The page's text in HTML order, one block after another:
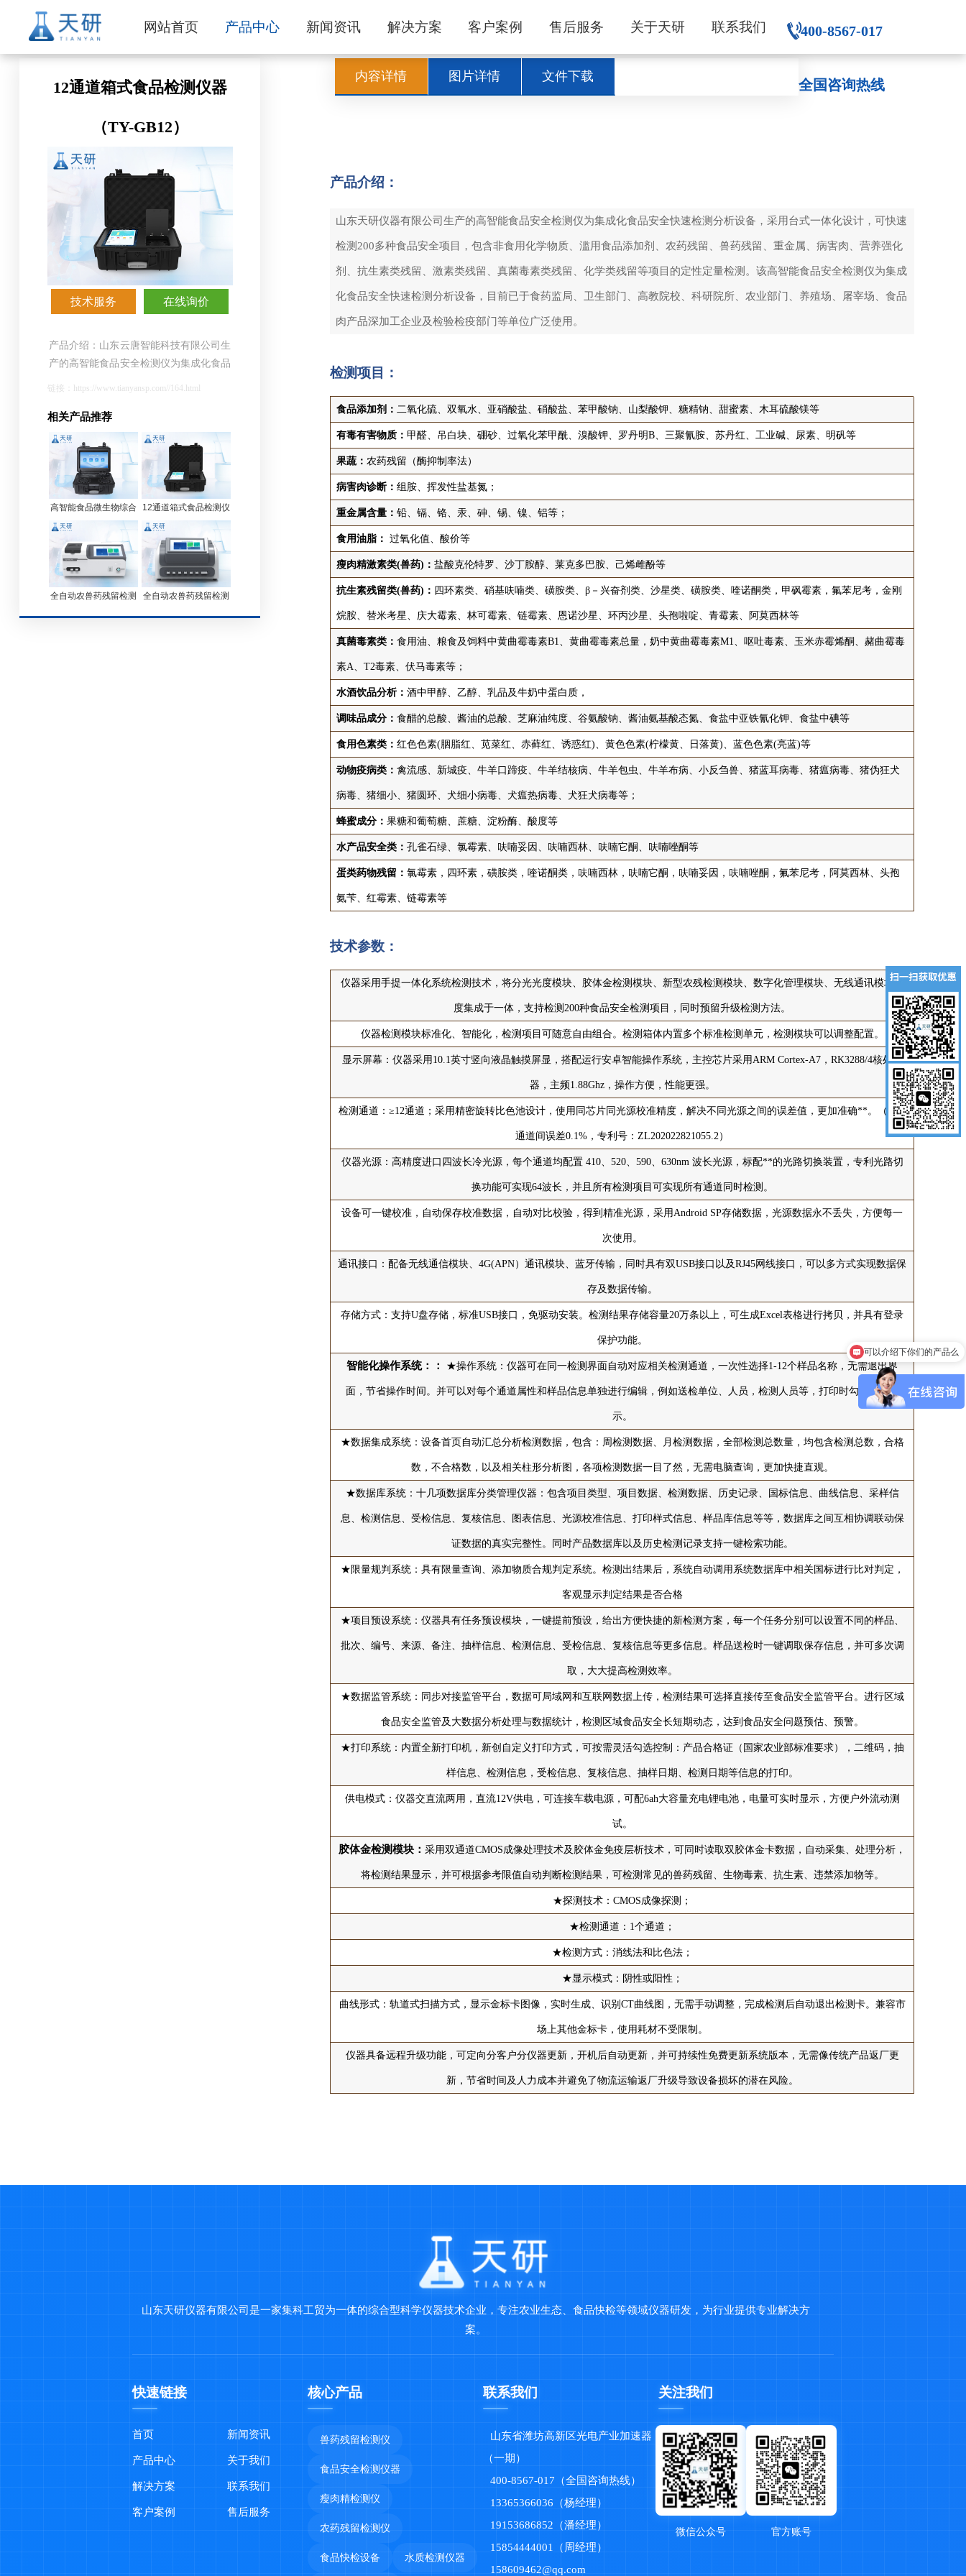
网站首页 产品中心 新闻资讯 解决方案 客户案例 售后服务 关于天研 联系我们 400-8567-017
全国咨询热线
12通道箱式食品检测仪器
（TY-GB12）
技术服务 在线询价
产品介绍：山东云唐智能科技有限公司生
产的高智能食品安全检测仪为集成化食品
目，包含非食用化学物质、滥用食品添加
剂、农药残留、兽药残留、重金属、病害
肉、营养强化剂、抗生素类残留、激素类
残留、真菌毒素类残留、化学类残留等项
目的定性定量检测
链接：https://www.tianyansp.com//164.html
相关产品推荐
高智能食品微生物综合
12通道箱式食品检测仪
器（TY-GB12）
全自动农兽药残留检测
全自动农兽药残留检测
内容详情 图片详情 文件下载
产品介绍：
山东天研仪器有限公司生产的高智能食品安全检测仪为集成化食品安全快速检测分析设备，采用台式一体化设计，可快速
检测200多种食品安全项目，包含非食用化学物质、滥用食品添加剂、农药残留、兽药残留、重金属、病害肉、营养强化
剂、抗生素类残留、激素类残留、真菌毒素类残留、化学类残留等项目的定性定量检测。该高智能食品安全检测仪为集成
化食品安全快速检测分析设备，目前已于食药监局、卫生部门、高教院校、科研院所、农业部门、养殖场、屠宰场、食品
肉产品深加工企业及检验检疫部门等单位广泛使用。
检测项目：
食品添加剂： 二氧化硫、双氧水、亚硝酸盐、硝酸盐、苯甲酸钠、山梨酸钾、糖精钠、甜蜜素、木耳硫酸镁等
有毒有害物质： 甲醛、吊白块、硼砂、过氧化苯甲酰、溴酸钾、罗丹明B、三聚氰胺、苏丹红、工业碱、尿素、明矾等
果蔬： 农药残留（酶抑制率法）
病害肉诊断：组胺、挥发性盐基氮；
重金属含量：铅、镉、铬、汞、砷、锡、镍、铝等；
食用油脂： 过氧化值、酸价等
瘦肉精激素类(兽药)：盐酸克伦特罗、沙丁胺醇、莱克多巴胺、己烯雌酚等
抗生素残留类(兽药)： 四环素类、硝基呋喃类、磺胺类、β－兴奋剂类、沙星类、磺胺类、喹诺酮类，甲砜霉素，氟苯尼考，金刚
烷胺、替米考星、庆大霉素、林可霉素、链霉素、恩诺沙星、环丙沙星、头孢啦啶、青霉素、阿莫西林等
真菌毒素类：食用油、粮食及饲料中黄曲霉毒素B1、黄曲霉毒素总量，奶中黄曲霉毒素M1、呕吐毒素、玉米赤霉烯酮、赭曲霉毒
素A、T2毒素、伏马毒素等；
水酒饮品分析：酒中甲醇、乙醇、乳品及牛奶中蛋白质，
调味品成分：食醋的总酸、酱油的总酸、芝麻油纯度、谷氨酸钠、酱油氨基酸态氮、食盐中亚铁氰化钾、食盐中碘等
食用色素类：红色色素(胭脂红、苋菜红、赤藓红、诱惑红)、黄色色素(柠檬黄、日落黄)、蓝色色素(亮蓝)等
动物疫病类：禽流感、新城疫、牛羊口蹄疫、牛羊结核病、牛羊包虫、牛羊布病、小反刍兽、猪蓝耳病毒、猪瘟病毒、猪伪狂犬
病毒、猪细小、猪圆环、犬细小病毒、犬瘟热病毒、犬狂犬病毒等；
蜂蜜成分：果糖和葡萄糖、蔗糖、淀粉酶、酸度等
水产品安全类：孔雀石绿、氯霉素、呋喃妥因、呋喃西林、呋喃它酮、呋喃唑酮等
蛋类药物残留：氯霉素，四环素，磺胺类，喹诺酮类，呋喃西林，呋喃它酮，呋喃妥因，呋喃唑酮，氟苯尼考，阿莫西林、头孢
氨苄、红霉素、链霉素等
技术参数：
仪器采用手提一体化系统检测技术，将分光光度模块、胶体金检测模块、新型农残检测模块、数字化管理模块、无线通讯模块高
度集成于一体，支持检测200种食品安全检测项目，同时预留升级检测方法。
仪器检测模块标准化、智能化，检测项目可随意自由组合。检测箱体内置多个标准检测单元，检测模块可以调整配置。
显示屏幕：仪器采用10.1英寸竖向液晶触摸屏显，搭配运行安卓智能操作系统，主控芯片采用ARM Cortex-A7，RK3288/4核处理
器，主频1.88Ghz，操作方便，性能更强。
检测通道：≥12通道；采用精密旋转比色池设计，使用同芯片同光源校准精度，解决不同光源之间的误差值，更加准确**。（1-12
通道间误差0.1%，专利号：ZL202022821055.2）
仪器光源：高精度进口四波长冷光源，每个通道均配置 410、520、590、630nm 波长光源，标配**的光路切换装置，专利光路切
换功能可实现64波长，并且所有检测项目可实现所有通道同时检测。
设备可一键校准，自动保存校准数据，自动对比校验，得到精准光源，采用Android SP存储数据，光源数据永不丢失，方便每一
次使用。
通讯接口：配备无线通信模块、4G(APN）通讯模块、蓝牙传输，同时具有双USB接口以及RJ45网线接口，可以多方式实现数据保
存及数据传输。
存储方式：支持U盘存储，标准USB接口，免驱动安装。检测结果存储容量20万条以上，可生成Excel表格进行拷贝，并具有登录
保护功能。
智能化操作系统：： ★操作系统：仪器可在同一检测界面自动对应相关检测通道，一次性选择1-12个样品名称，无需退出界
面，节省操作时间。并可以对每个通道属性和样品信息单独进行编辑，例如送检单位、人员，检测人员等，打印时勾选打印显
示。
★数据集成系统：设备首页自动汇总分析检测数据，包含：周检测数据、月检测数据，全部检测总数量，均包含检测总数，合格
数，不合格数，以及相关柱形分析图，各项检测数据一目了然，无需电脑查询，更加快捷直观。
★数据库系统：十几项数据库分类管理仪器：包含项目类型、项目数据、检测数据、历史记录、国标信息、曲线信息、采样信
息、检测信息、受检信息、复核信息、图表信息、光源校准信息、打印样式信息、样品库信息等等，数据库之间互相协调联动保
证数据的真实完整性。同时产品数据库以及历史检测记录支持一键检索功能。
★限量规判系统：具有限量查询、添加物质合规判定系统。检测出结果后，系统自动调用系统数据库中相关国标进行比对判定，
客观显示判定结果是否合格
★项目预设系统：仪器具有任务预设模块，一键提前预设，给出方便快捷的新检测方案，每一个任务分别可以设置不同的样品、
批次、编号、来源、备注、抽样信息、检测信息、受检信息、复核信息等更多信息。样品送检时一键调取保存信息，并可多次调
取，大大提高检测效率。
★数据监管系统：同步对接监管平台，数据可局域网和互联网数据上传，检测结果可选择直接传至食品安全监管平台。进行区域
食品安全监管及大数据分析处理与数据统计，检测区域食品安全长短期动态，达到食品安全问题预估、预警。
★打印系统：内置全新打印机，新创自定义打印方式，可按需灵活勾选控制：产品合格证（国家农业部标准要求），二维码，抽
样信息、检测信息，受检信息、复核信息、抽样日期、检测日期等信息的打印。
供电模式：仪器交直流两用，直流12V供电，可连接车载电源，可配6ah大容量充电锂电池，电量可实时显示，方便户外流动测
试。
胶体金检测模块：采用双通道CMOS成像处理技术及胶体金免疫层析技术，可同时读取双胶体金卡数据，自动采集、处理分析，
将检测结果显示，并可根据参考限值自动判断检测结果，可检测常见的兽药残留、生物毒素、抗生素、违禁添加物等。
★探测技术：CMOS成像探测；
★检测通道：1个通道；
★检测方式：消线法和比色法；
★显示模式：阴性或阳性；
曲线形式：轨道式扫描方式，显示金标卡图像，实时生成、识别CT曲线图，无需手动调整，完成检测后自动退出检测卡。兼容市
场上其他金标卡，使用耗材不受限制。
仪器具备远程升级功能，可定向分客户分仪器更新，开机后自动更新，并可持续性免费更新系统版本，无需像传统产品返厂更
新，节省时间及人力成本并避免了物流运输返厂升级导致设备损坏的潜在风险。
山东天研仪器有限公司是一家集科工贸为一体的综合型科学仪器技术企业，专注农业生态、食品快检等领域仪器研发，为行业提供专业解决方
案。
快速链接
首页
产品中心
解决方案
客户案例
新闻资讯
关于我们
联系我们
售后服务
核心产品
兽药残留检测仪
食品安全检测仪器
瘦肉精检测仪
农药残留检测仪
食品快检设备 水质检测仪器
联系我们
山东省潍坊高新区光电产业加速器
（一期）
400-8567-017（全国咨询热线）
13365366036（杨经理）
19153686852（潘经理）
15854444001（周经理）
158609462@qq.com
关注我们
微信公众号 官方账号
你们是怎么收费的呢